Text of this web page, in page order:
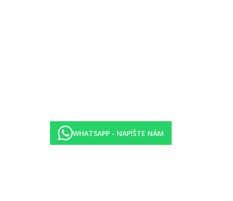
a lyžiarok, vyhradené parkovisko
až 3 hlavných jedál s prílohou, šalátový bufet, dezert alebo ovocie,
lôžkami a rozkladacím gaučom pre 1 osobu, sociálne zariadenie so
lôžkami a poschodovou posteľou, sociálne zariadenie so sprchou,
rýchlovarná kanvica
WHATSAPP - NAPÍŠTE NÁM